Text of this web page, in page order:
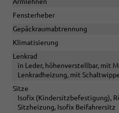
Fensterheber
Gepäckraumabtrennung
Klimatisierung
Lenkrad
in Leder, höhenverstellbar, mit
Lenkradheizung, mit
Sitze
Isofix (Kindersitzbefestigung),
Sitzheizung, Isofix Beifahrersitz